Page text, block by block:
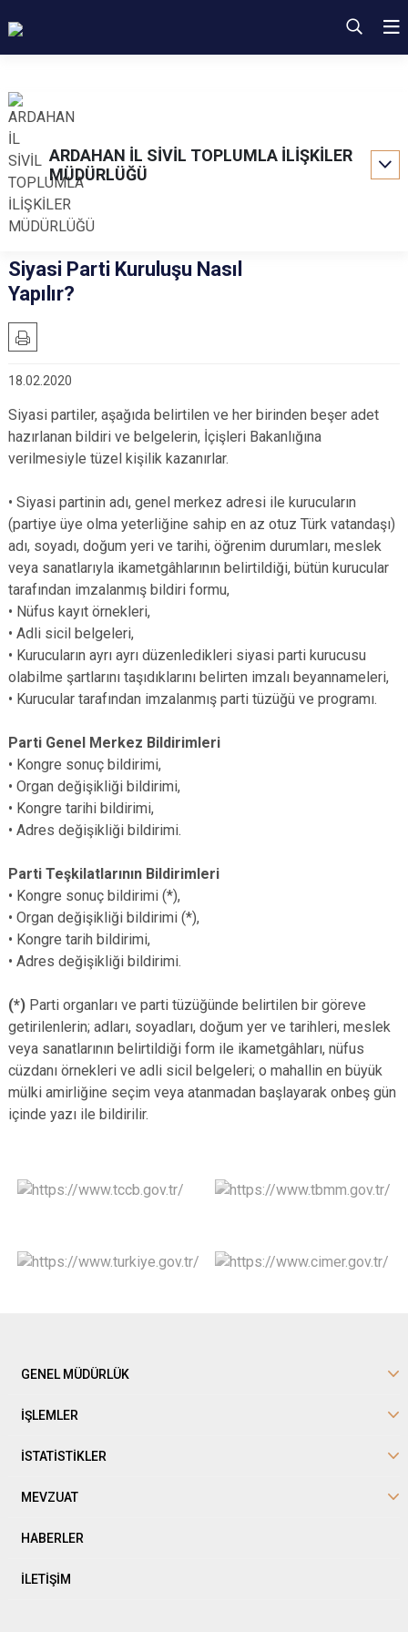
ARDAHAN İL SİVİL TOPLUMLA İLİŞKİLER
MÜDÜRLÜĞÜ
Siyasi Parti Kuruluşu Nasıl
Yapılır?
18.02.2020
Siyasi partiler, aşağıda belirtilen ve her birinden beşer adet
hazırlanan bildiri ve belgelerin, İçişleri Bakanlığına
verilmesiyle tüzel kişilik kazanırlar.
• Siyasi partinin adı, genel merkez adresi ile kurucuların
(partiye üye olma yeterliğine sahip en az otuz Türk vatandaşı)
adı, soyadı, doğum yeri ve tarihi, öğrenim durumları, meslek
veya sanatlarıyla ikametgâhlarının belirtildiği, bütün kurucular
tarafından imzalanmış bildiri formu,
• Nüfus kayıt örnekleri,
• Adli sicil belgeleri,
• Kurucuların ayrı ayrı düzenledikleri siyasi parti kurucusu
olabilme şartlarını taşıdıklarını belirten imzalı beyannameleri,
• Kurucular tarafından imzalanmış parti tüzüğü ve programı.
Parti Genel Merkez Bildirimleri
• Kongre sonuç bildirimi,
• Organ değişikliği bildirimi,
• Kongre tarihi bildirimi,
• Adres değişikliği bildirimi.
Parti Teşkilatlarının Bildirimleri
• Kongre sonuç bildirimi (*),
• Organ değişikliği bildirimi (*),
• Kongre tarih bildirimi,
• Adres değişikliği bildirimi.
(*) Parti organları ve parti tüzüğünde belirtilen bir göreve
getirilenlerin; adları, soyadları, doğum yer ve tarihleri, meslek
veya sanatlarının belirtildiği form ile ikametgâhları, nüfus
cüzdanı örnekleri ve adli sicil belgeleri; o mahallin en büyük
mülki amirliğine seçim veya atanmadan başlayarak onbeş gün
içinde yazı ile bildirilir.
GENEL MÜDÜRLÜK
İŞLEMLER
İSTATİSTİKLER
MEVZUAT
HABERLER
İLETİŞİM